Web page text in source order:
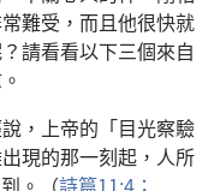
難受，而且他很快就
請看看以下三個來自
，上帝的「目光察驗
現的那一刻起，人所
。（詩篇11:4；